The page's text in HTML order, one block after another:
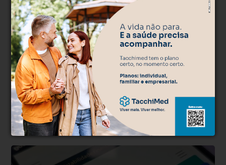
* O conteúdo de cada comentário é de responsabilidade de quem
realizá-lo. Nos reservamos ao direito de reprovar ou eliminar
comentários em desacordo com o propósito do site ou que
contenham palavras ofensivas.
Comentar